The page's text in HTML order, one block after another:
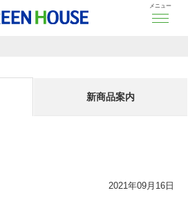
メニュー
新商品案内
2021年09月16日